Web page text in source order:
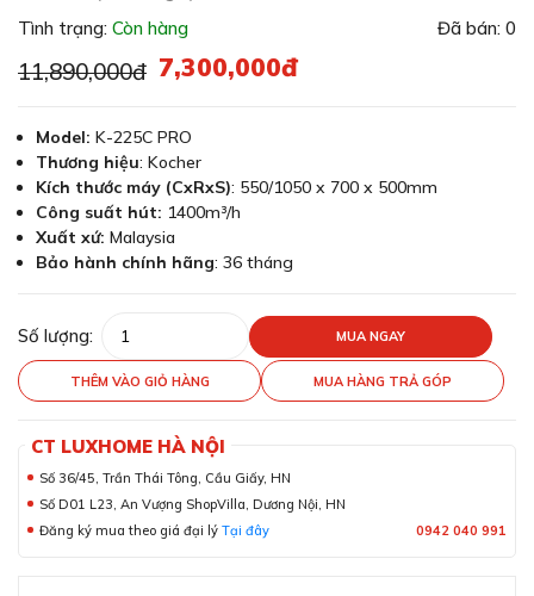
Tình trạng: Còn hàng Đã bán: 0
11,890,000đ 7,300,000đ
Model: K-225C PRO
Thương hiệu: Kocher
Kích thước máy (CxRxS): 550/1050 x 700 x 500mm
Công suất hút: 1400m³/h
Xuất xứ: Malaysia
Bảo hành chính hãng: 36 tháng
Số lượng: MUA NGAY
THÊM VÀO GIỎ HÀNG MUA HÀNG TRẢ GÓP
CT LUXHOME HÀ NỘI
Số 36/45, Trần Thái Tông, Cầu Giấy, HN
Số D01 L23, An Vượng ShopVilla, Dương Nội, HN
Đăng ký mua theo giá đại lý Tại đây 0942 040 991